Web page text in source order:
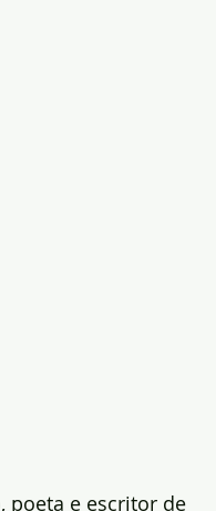
poeta e escritor de